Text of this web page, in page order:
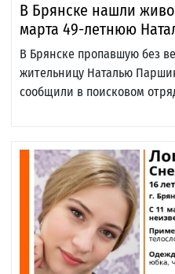
В Брянске нашли
марта 49-летнюю
В Брянске пропавшую без
жительницу Наталью
сообщили в поисковом